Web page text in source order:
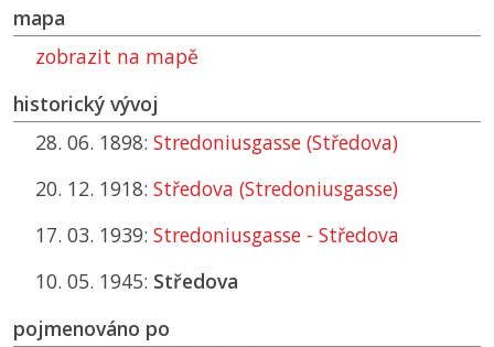
mapa
zobrazit na mapě
historický vývoj
28. 06. 1898: Stredoniusgasse (Středova)
20. 12. 1918: Středova (Stredoniusgasse)
17. 03. 1939: Stredoniusgasse - Středova
10. 05. 1945: Středova
pojmenováno po